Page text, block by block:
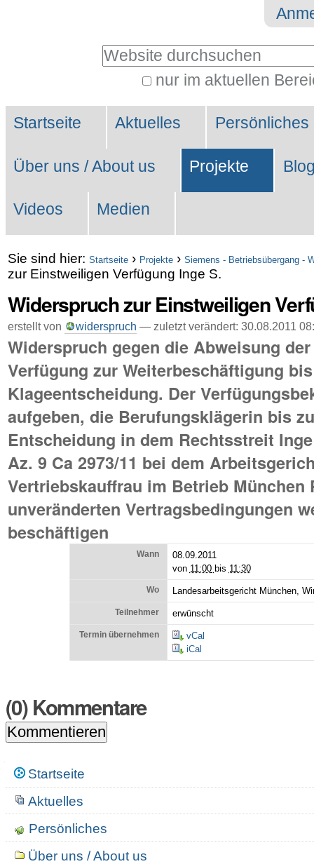
Direkt
zur
Werkzeuge
Website durchsuchen
nur im aktuellen
Suche…
Sektionen
Startseite Aktuelles Persönliches
Über uns / About us Projekte
Videos Medien
Sie sind hier: Startseite › Projekte › Siemens - Betriebsübergang -
zur Einstweiligen Verfügung Inge S.
Widerspruch zur Einstweiligen
erstellt von widerspruch — zuletzt verändert: 30.08.2011
Widerspruch gegen die Abweisung
Verfügung zur Weiterbeschäftigung
Klageentscheidung. Der
aufgeben, die Berufungsklägerin bis
Entscheidung in dem Rechtsstreit
Az. 9 Ca 2973/11 bei dem
Vertriebskauffrau im Betrieb München
unveränderten Vertragsbedingungen
beschäftigen
Wann
08.09.2011
von 11:00 bis 11:30
Wo Landesarbeitsgericht München,
Teilnehmer erwünscht
Termin übernehmen
vCal
iCal
(0) Kommentare
NavigationStartseite
Aktuelles
Persönliches
Über uns / About us